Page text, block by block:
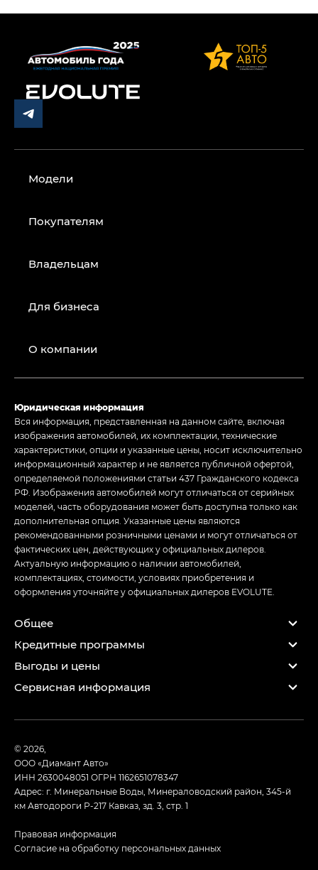
Модели
Покупателям
Владельцам
Для бизнеса
О компании
Юридическая информация
Вся информация, представленная на данном сайте, включая
изображения автомобилей, их комплектации, технические
характеристики, опции и указанные цены, носит исключительно
информационный характер и не является публичной офертой,
определяемой положениями статьи 437 Гражданского кодекса
РФ. Изображения автомобилей могут отличаться от серийных
моделей, часть оборудования может быть доступна только как
дополнительная опция. Указанные цены являются
рекомендованными розничными ценами и могут отличаться от
фактических цен, действующих у официальных дилеров.
Актуальную информацию о наличии автомобилей,
комплектациях, стоимости, условиях приобретения и
оформления уточняйте у официальных дилеров EVOLUTE.
Общее
Кредитные программы
Выгоды и цены
Сервисная информация
© 2026,
ООО «Диамант Авто»
ИНН 2630048051 ОГРН 1162651078347
Адрес: г. Минеральные Воды, Минераловодский район, 345-й
км Автодороги Р-217 Кавказ, зд. 3, стр. 1
Правовая информация
Согласие на обработку персональных данных